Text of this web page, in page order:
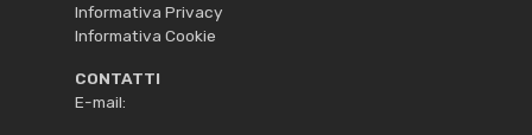
Informativa Privacy
Informativa Cookie
CONTATTI
E-mail: